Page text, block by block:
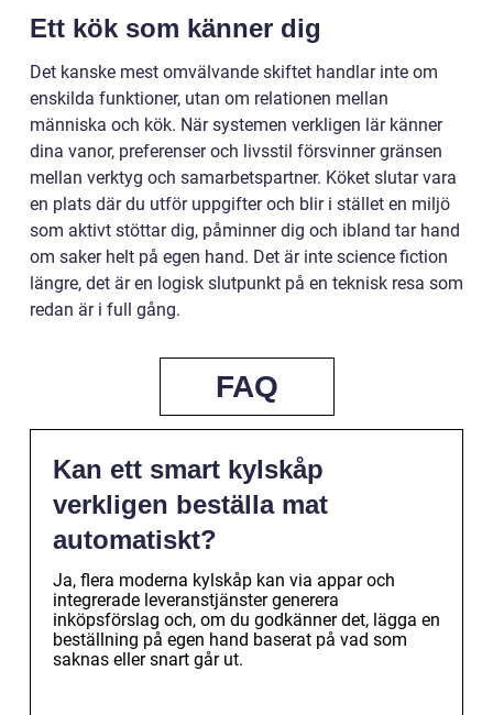
Ett kök som känner dig
Det kanske mest omvälvande skiftet handlar inte om
enskilda funktioner, utan om relationen mellan
människa och kök. När systemen verkligen lär känner
dina vanor, preferenser och livsstil försvinner gränsen
mellan verktyg och samarbetspartner. Köket slutar vara
en plats där du utför uppgifter och blir i stället en miljö
som aktivt stöttar dig, påminner dig och ibland tar hand
om saker helt på egen hand. Det är inte science fiction
längre, det är en logisk slutpunkt på en teknisk resa som
redan är i full gång.
FAQ
Kan ett smart kylskåp
verkligen beställa mat
automatiskt?
Ja, flera moderna kylskåp kan via appar och
integrerade leveranstjänster generera
inköpsförslag och, om du godkänner det, lägga en
beställning på egen hand baserat på vad som
saknas eller snart går ut.